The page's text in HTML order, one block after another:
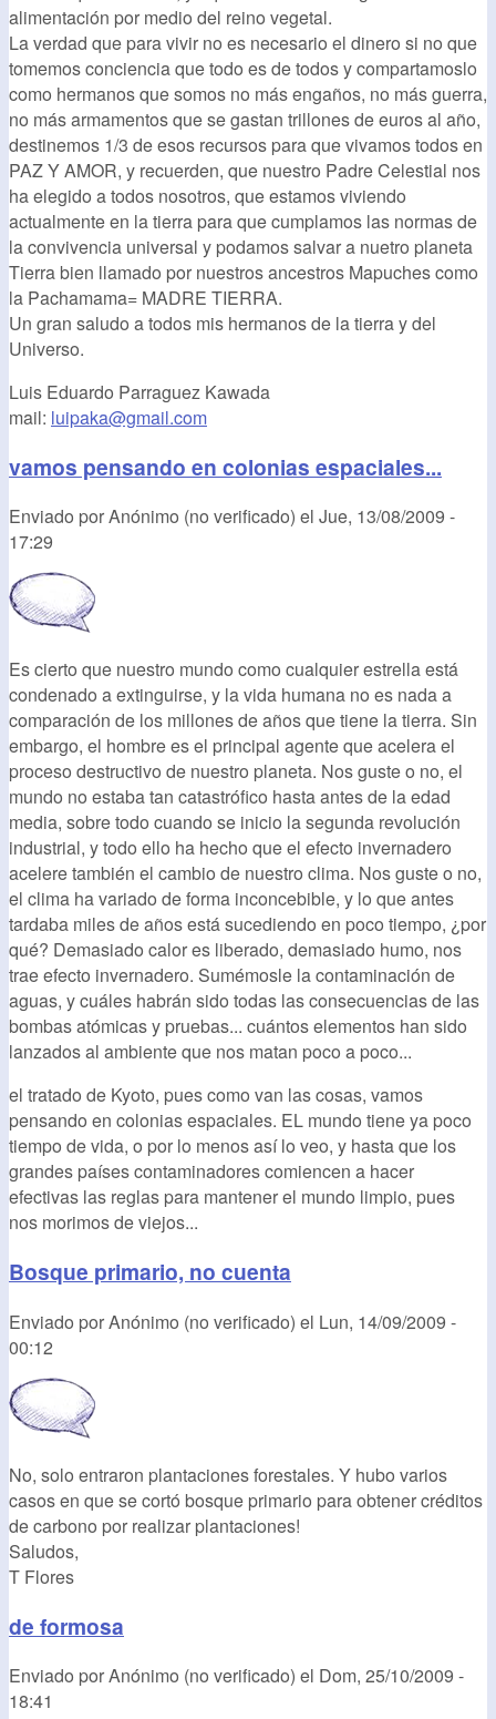
alimentación por medio del reino vegetal.
La verdad que para vivir no es necesario el dinero si no que
tomemos conciencia que todo es de todos y compartamoslo
como hermanos que somos no más engaños, no más guerra,
no más armamentos que se gastan trillones de euros al año,
destinemos 1/3 de esos recursos para que vivamos todos en
PAZ Y AMOR, y recuerden, que nuestro Padre Celestial nos
ha elegido a todos nosotros, que estamos viviendo
actualmente en la tierra para que cumplamos las normas de
la convivencia universal y podamos salvar a nuetro planeta
Tierra bien llamado por nuestros ancestros Mapuches como
la Pachamama= MADRE TIERRA.
Un gran saludo a todos mis hermanos de la tierra y del
Universo.
Luis Eduardo Parraguez Kawada
mail: luipaka@gmail.com
vamos pensando en colonias espaciales...
Enviado porAnónimo (no verificado) el Jue, 13/08/2009 -
17:29
Es cierto que nuestro mundo como cualquier estrella está
condenado a extinguirse, y la vida humana no es nada a
comparación de los millones de años que tiene la tierra. Sin
embargo, el hombre es el principal agente que acelera el
proceso destructivo de nuestro planeta. Nos guste o no, el
mundo no estaba tan catastrófico hasta antes de la edad
media, sobre todo cuando se inicio la segunda revolución
industrial, y todo ello ha hecho que el efecto invernadero
acelere también el cambio de nuestro clima. Nos guste o no,
el clima ha variado de forma inconcebible, y lo que antes
tardaba miles de años está sucediendo en poco tiempo, ¿por
qué? Demasiado calor es liberado, demasiado humo, nos
trae efecto invernadero. Sumémosle la contaminación de
aguas, y cuáles habrán sido todas las consecuencias de las
bombas atómicas y pruebas... cuántos elementos han sido
lanzados al ambiente que nos matan poco a poco...
el tratado de Kyoto, pues como van las cosas, vamos
pensando en colonias espaciales. EL mundo tiene ya poco
tiempo de vida, o por lo menos así lo veo, y hasta que los
grandes países contaminadores comiencen a hacer
efectivas las reglas para mantener el mundo limpio, pues
nos morimos de viejos...
Bosque primario, no cuenta
Enviado porAnónimo (no verificado) el Lun, 14/09/2009 -
00:12
No, solo entraron plantaciones forestales. Y hubo varios
casos en que se cortó bosque primario para obtener créditos
de carbono por realizar plantaciones!
Saludos,
T Flores
de formosa
Enviado porAnónimo (no verificado) el Dom, 25/10/2009 -
18:41